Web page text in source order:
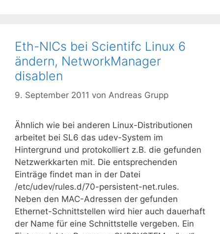
Eth-NICs bei Scientifc Linux 6
ändern, NetworkManager
disablen
9. September 2011 von Andreas Grupp
Ähnlich wie bei anderen Linux-Distributionen
arbeitet bei SL6 das udev-System im
Hintergrund und protokolliert z.B. die gefunden
Netzwerkkarten mit. Die entsprechenden
Einträge findet man in der Datei
/etc/udev/rules.d/70-persistent-net.rules.
Neben den MAC-Adressen der gefunden
Ethernet-Schnittstellen wird hier auch dauerhaft
der Name für eine Schnittstelle vergeben. Ein